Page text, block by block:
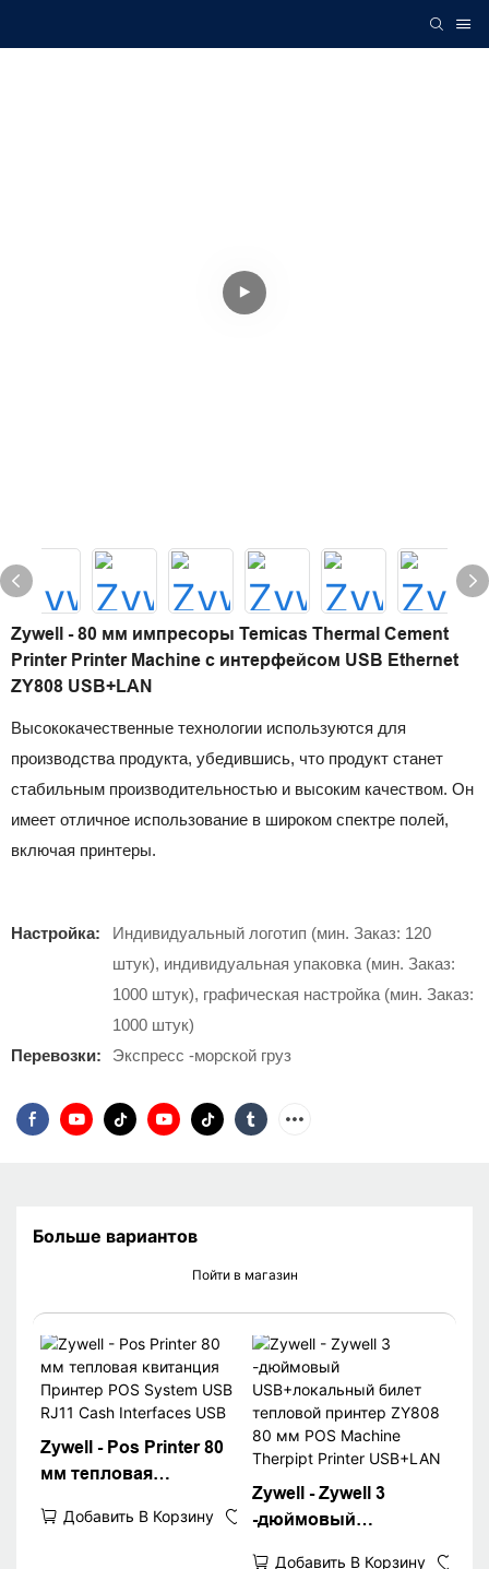
Zywell - 80 мм импресоры Temicas Thermal Cement
Printer Printer Machine с интерфейсом USB Ethernet
ZY808 USB+LAN
Высококачественные технологии используются для
производства продукта, убедившись, что продукт станет
стабильным производительностью и высоким качеством. Он
имеет отличное использование в широком спектре полей,
включая принтеры.
Настройка:
Индивидуальный логотип (мин. Заказ: 120
штук), индивидуальная упаковка (мин. Заказ:
1000 штук), графическая настройка (мин. Заказ:
1000 штук)
Перевозки:
Экспресс -морской груз
Больше вариантов
Пойти в магазин
Zywell - Pos Printer 80
мм тепловая
POS System USB RJ11
Добавить В Корзину
Zywell - Zywell 3
-дюймовый
Добавить В Корзину